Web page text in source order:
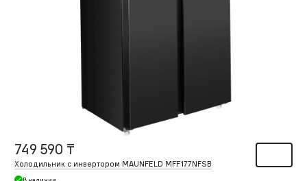
749 590 ₸
Холодильник с инвертором MAUNFELD MFF177NFSB